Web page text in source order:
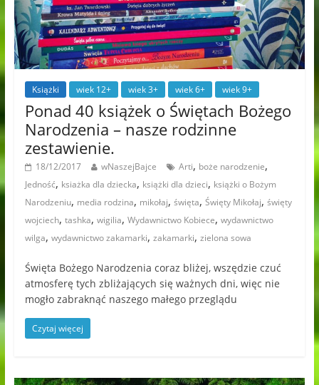
Książki wiek 12+ wiek 3+ wiek 6+ wiek 9+
Ponad 40 książek o Świętach Bożego
Narodzenia – nasze rodzinne
zestawienie.
18/12/2017 wNaszejBajce Arti, boże narodzenie,
Jedność, ksiażka dla dziecka, książki dla dzieci, książki o Bożym
Narodzeniu, media rodzina, mikołaj, święta, Święty Mikołaj, święty
wojciech, tashka, wigilia, Wydawnictwo Kobiece, wydawnictwo
wilga, wydawnictwo zakamarki, zakamarki, zielona sowa
Święta Bożego Narodzenia coraz bliżej, wszędzie czuć
atmosferę tych zbliżających się ważnych dni, więc nie
mogło zabraknąć naszego małego przeglądu
Czytaj więcej